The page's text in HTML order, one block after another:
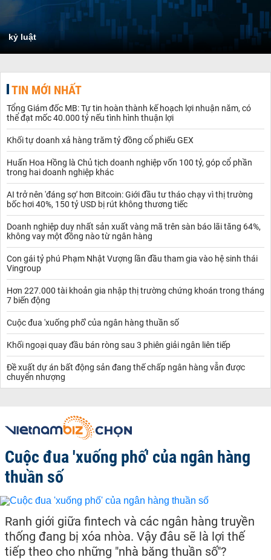
kỷ luật
TIN MỚI NHẤT
Tổng Giám đốc MB: Tự tin hoàn thành kế hoạch lợi nhuận năm, có
thể đạt mốc 40.000 tỷ nếu tình hình thuận lợi
Khối tự doanh xả hàng trăm tỷ đồng cổ phiếu GEX
Huấn Hoa Hồng là Chủ tịch doanh nghiệp vốn 100 tỷ, góp cổ phần
trong hai doanh nghiệp khác
AI trở nên 'đáng sợ' hơn Bitcoin: Giới đầu tư tháo chạy vì thị trường
bốc hơi 40%, 150 tỷ USD bị rút không thương tiếc
Doanh nghiệp duy nhất sản xuất vàng mã trên sàn báo lãi tăng 64%,
không vay một đồng nào từ ngân hàng
Con gái tỷ phú Phạm Nhật Vượng lần đầu tham gia vào hệ sinh thái
Vingroup
Hơn 227.000 tài khoản gia nhập thị trường chứng khoán trong tháng
7 biến động
Cuộc đua 'xuống phố' của ngân hàng thuần số
Khối ngoại quay đầu bán ròng sau 3 phiên giải ngân liên tiếp
Đề xuất dự án bất động sản đang thế chấp ngân hàng vẫn được
chuyển nhượng
Cuộc đua 'xuống phố' của ngân hàng
thuần số
Ranh giới giữa fintech và các ngân hàng truyền
thống đang bị xóa nhòa. Vậy đâu sẽ là lợi thế
tiếp theo cho những "nhà băng thuần số"?